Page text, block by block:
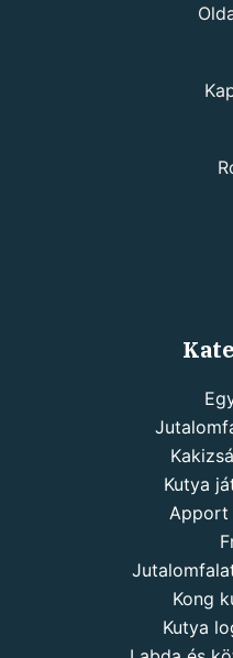
Kutya
Apport
Kong
Kutya